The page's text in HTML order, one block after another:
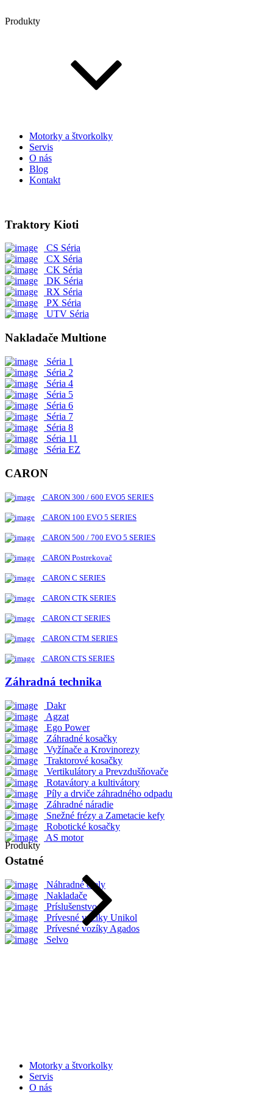
Produkty
Motorky a štvorkolky
Servis
O nás
Blog
Kontakt
Traktory Kioti
CS Séria
CX Séria
CK Séria
DK Séria
RX Séria
PX Séria
UTV Séria
Nakladače Multione
Séria 1
Séria 2
Séria 4
Séria 5
Séria 6
Séria 7
Séria 8
Séria 11
Séria EZ
CARON
CARON 300 / 600 EVO5 SERIES
CARON 100 EVO 5 SERIES
CARON 500 / 700 EVO 5 SERIES
CARON Postrekovač
CARON C SERIES
CARON CTK SERIES
CARON CT SERIES
CARON CTM SERIES
CARON CTS SERIES
Záhradná technika
Dakr
Agzat
Ego Power
Záhradné kosačky
Vyžínače a Krovinorezy
Traktorové kosačky
Vertikulátory a Prevzdušňovače
Rotavátory a kultivátory
Píly a drviče záhradného odpadu
Záhradné náradie
Snežné frézy a Zametacie kefy
Robotické kosačky
AS motor
Ostatné
Náhradné diely
Nakladače
Príslušenstvo
Prívesné vozíky Unikol
Prívesné vozíky Agados
Selvo
Produkty
Motorky a štvorkolky
Servis
O nás